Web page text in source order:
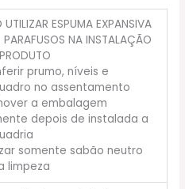
UTILIZAR ESPUMA EXPANSIVA
PARAFUSOS NA INSTALAÇÃO
prumo, níveis e
no assentamento
a embalagem
depois de instalada a
somente sabão neutro
limpeza